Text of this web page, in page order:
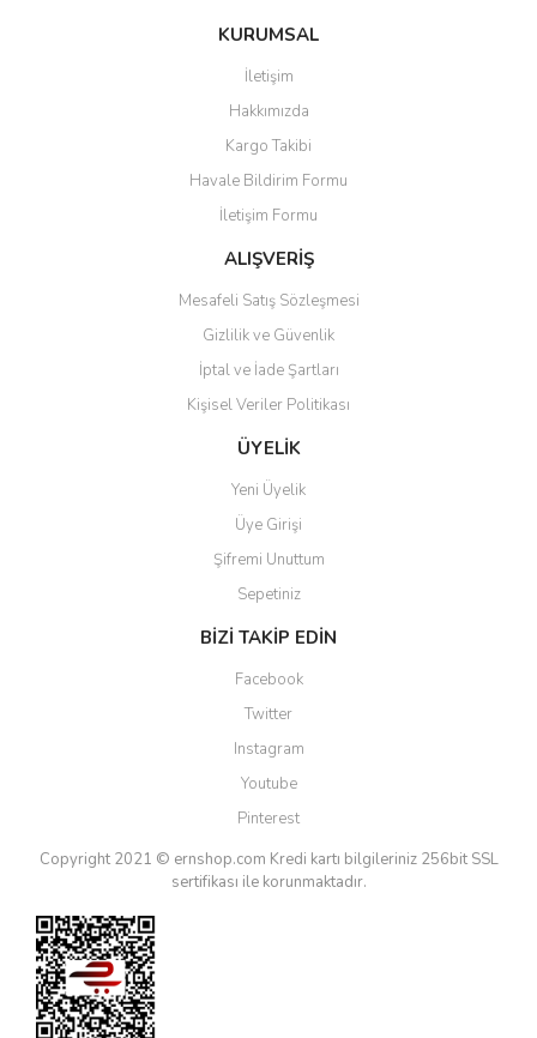
Bu ürüne ilk yorumu siz yapın!
Ürün resmi kalitesiz, bozuk veya görüntülenemiyor.
Ürün açıklamasında eksik bilgiler bulunuyor.
Ürün bilgilerinde hatalar bulunuyor.
Ürün fiyatı diğer sitelerden daha pahalı.
Bu ürüne benzer farklı alternatifler olmalı.
Gönder
KURUMSAL
İletişim
Hakkımızda
Kargo Takibi
Havale Bildirim Formu
İletişim Formu
ALIŞVERİŞ
Mesafeli Satış Sözleşmesi
Gizlilik ve Güvenlik
İptal ve İade Şartları
Kişisel Veriler Politikası
ÜYELİK
Yeni Üyelik
Üye Girişi
Şifremi Unuttum
Sepetiniz
BİZİ TAKİP EDİN
Facebook
Twitter
Instagram
Youtube
Pinterest
Copyright 2021 © ernshop.com Kredi kartı bilgileriniz 256bit SSL
sertifikası ile korunmaktadır.